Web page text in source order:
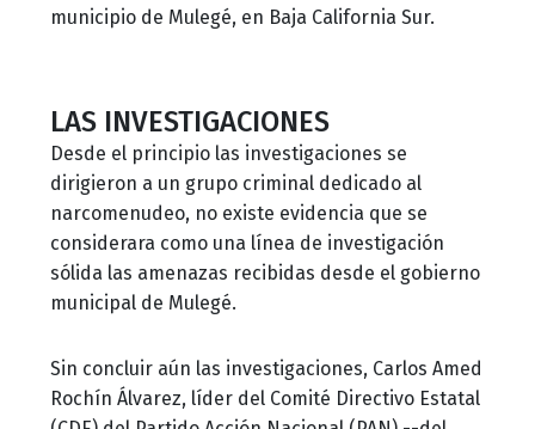
municipio de Mulegé, en Baja California Sur.
LAS INVESTIGACIONES
Desde el principio las investigaciones se
dirigieron a un grupo criminal dedicado al
narcomenudeo, no existe evidencia que se
considerara como una línea de investigación
sólida las amenazas recibidas desde el gobierno
municipal de Mulegé.
Sin concluir aún las investigaciones, Carlos Amed
Rochín Álvarez, líder del Comité Directivo Estatal